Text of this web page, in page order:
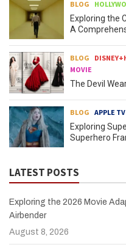
BLOG
Exploring the
A
BLOG
MOVIE
The Devil
BLOG APPLE TV
Exploring
Superhero
LATEST POSTS
Exploring the 2026 Movie
Airbender
August 8, 2026